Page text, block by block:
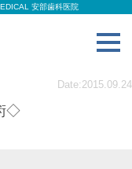
安部歯科医院
Date:2015.09.24
◇